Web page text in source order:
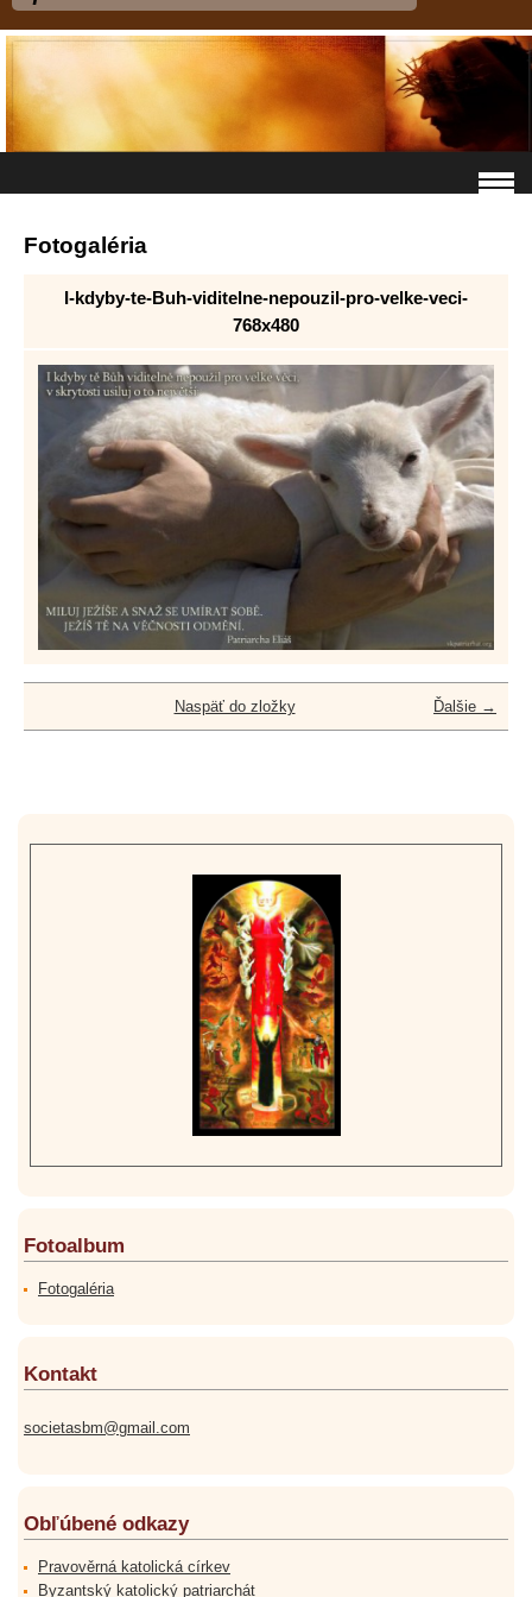
Fotogaléria
I-kdyby-te-Buh-viditelne-nepouzil-pro-velke-veci-
768x480
Ďalšie →
Naspäť do zložky
Fotoalbum
Fotogaléria
Kontakt
societasbm@gmail.com
Obľúbené odkazy
Pravověrná katolická církev
Byzantský katolický patriarchát